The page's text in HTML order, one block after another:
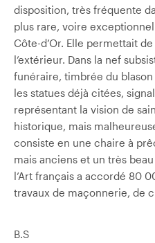
disposition, très fréquente
plus rare, voire
Côte-d’Or. Elle permettait
l’extérieur. Dans la nef
funéraire, timbrée du
les statues déjà citées,
représentant la vision de
historique, mais
consiste en une chaire à
mais anciens et un très
l’Art français a accordé 80
travaux de maçonnerie, de
B.S